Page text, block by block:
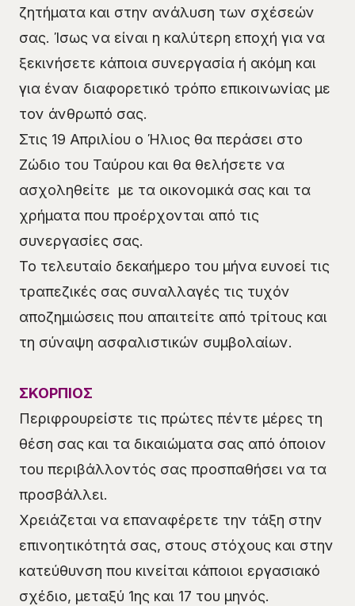
ζητήματα και στην ανάλυση των σχέσεών
σας. Ίσως να είναι η καλύτερη εποχή για να
ξεκινήσετε κάποια συνεργασία ή ακόμη και
για έναν διαφορετικό τρόπο επικοινωνίας με
τον άνθρωπό σας.
Στις 19 Απριλίου ο Ήλιος θα περάσει στο
Ζώδιο του Ταύρου και θα θελήσετε να
ασχοληθείτε με τα οικονομικά σας και τα
χρήματα που προέρχονται από τις
συνεργασίες σας.
Το τελευταίο δεκαήμερο του μήνα ευνοεί τις
τραπεζικές σας συναλλαγές τις τυχόν
αποζημιώσεις που απαιτείτε από τρίτους και
τη σύναψη ασφαλιστικών συμβολαίων.
ΣΚΟΡΠΙΟΣ
Περιφρουρείστε τις πρώτες πέντε μέρες τη
θέση σας και τα δικαιώματα σας από όποιον
του περιβάλλοντός σας προσπαθήσει να τα
προσβάλλει.
Χρειάζεται να επαναφέρετε την τάξη στην
επινοητικότητά σας, στους στόχους και στην
κατεύθυνση που κινείται κάποιοι εργασιακό
σχέδιο, μεταξύ 1ης και 17 του μηνός.